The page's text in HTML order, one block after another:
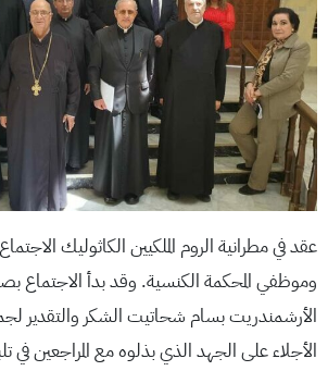
عقد في مطرانية الروم الملكيين الكاثوليك
وموظفي المحكمة الكنسية. وقد بدأ الاجتماع
الأرشمندريت بسام شحاتيت الشكر والتقدير
الأجلاء على الجهد الذي بذلوه مع المراجعين في